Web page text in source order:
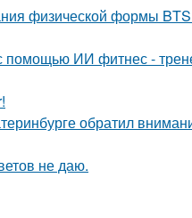
физической формы
ИИ фитнес -
обратил
не даю.